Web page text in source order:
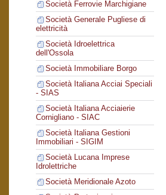
Società Ferrovie Marchigiane
Società Generale Pugliese di
elettricità
Società Idroelettrica
dell'Ossola
Società Immobiliare Borgo
Società Italiana Acciai Speciali
- SIAS
Società Italiana Acciaierie
Cornigliano - SIAC
Società Italiana Gestioni
Immobiliari - SIGIM
Società Lucana Imprese
Idrolettriche
Società Meridionale Azoto